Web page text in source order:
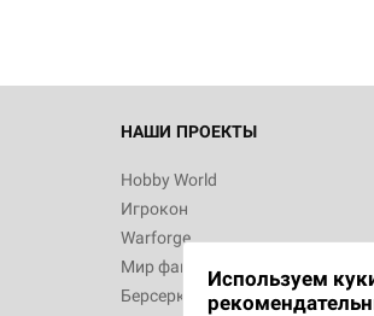
НАШИ ПРОЕКТЫ
Hobby World
Игрокон
Warforge
Мир фантастики
Берсерк
Используем